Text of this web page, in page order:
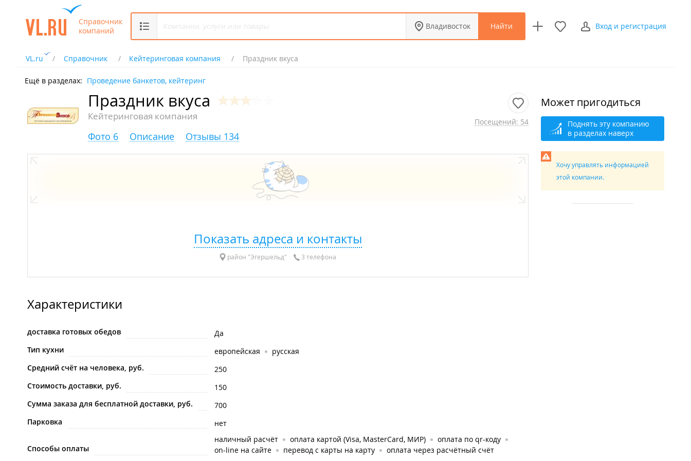
Справочник
компаний
Владивосток Найти Вход и регистрация
VL.ru Справочник Кейтеринговая компания Праздник вкуса
Ещё в разделах: Проведение банкетов, кейтеринг
Праздник вкуса
Кейтеринговая компания Посещений: 54
Фото 6 Описание Отзывы 134
Показать адреса и контакты
район "Эгершельд" 3 телефона
Характеристики
доставка готовых обедов
Да
Тип кухни
европейская
русская
Средний счёт на человека, руб.
250
Стоимость доставки, руб.
150
Сумма заказа для бесплатной доставки, руб.
700
Парковка
нет
Способы оплаты
наличный расчёт оплата картой (Visa, MasterCard, МИР)
оплата по qr-коду
on-line на сайте
перевод с карты на карту оплата через расчётный счёт
Может пригодиться
Поднять эту компанию
в разделах наверх
Хочу управлять информацией
этой компании.